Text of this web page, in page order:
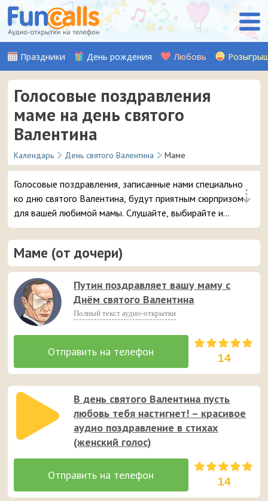
Праздники День рождения Любовь
Голосовые поздравления
маме на день святого
Валентина
Календарь День святого Валентина Маме
⇣
Голосовые поздравления, записанные нами специально
ко дню святого Валентина, будут приятным сюрпризом
для вашей любимой мамы. Слушайте, выбирайте и
отправляйте понравившуюся аудио-открытку на
смартфон.
Маме (от дочери)
Путин поздравляет вашу маму с
Днём святого Валентина
Полный текст аудио-открытки
14
В день святого Валентина пусть
любовь тебя настигнет! – красивое
аудио поздравление в стихах
(женский голос)
14